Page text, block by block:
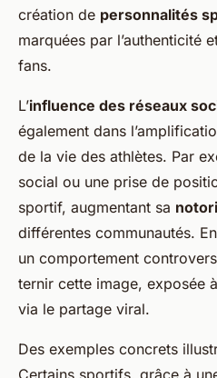
création de personnalités
marquées par l’authenticité
fans.
L’influence des réseaux
également dans
de la vie des athlètes. Par
social ou une prise de
sportif, augmentant sa
différentes communautés.
un comportement
ternir cette image, exposée
via le partage viral.
Des exemples concrets